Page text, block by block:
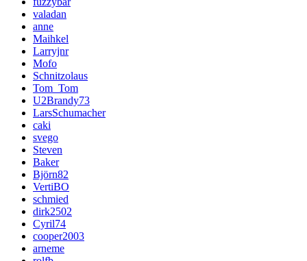
valadan
anne
Maihkel
Larryjnr
Mofo
Schnitzolaus
Tom_Tom
U2Brandy73
LarsSchumacher
caki
svego
Steven
Baker
Björn82
VertiBO
schmied
dirk2502
Cyril74
cooper2003
arneme